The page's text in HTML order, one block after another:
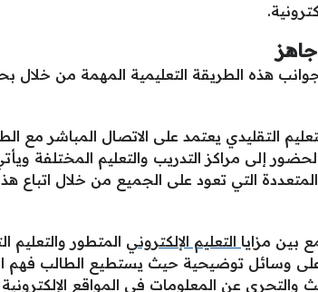
هذه الطريقة التعليمية المهمة من
التقليدي يعتمد على الاتصال المباشر مع
إلى مراكز التدريب والتعليم المختلفة
المتعددة التي تعود على الجميع من خلال اتباع
بين مزايا التعليم الإلكتروني المتطور
على وسائل توضيحية حيث يستطيع الطالب فهم
والتحري عن المعلومات في المواقع